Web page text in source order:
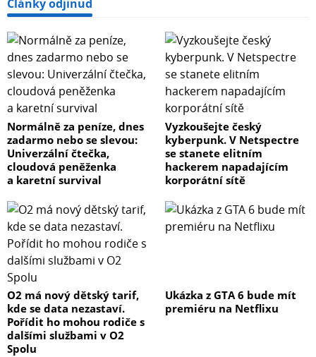
Články odjinud
Normálně za peníze, dnes
zadarmo nebo se slevou:
Univerzální čtečka,
cloudová peněženka
a karetní survival
Vyzkoušejte český
kyberpunk. V Netspectre
se stanete elitním
hackerem napadajícím
korporátní sítě
O2 má nový dětský tarif,
kde se data nezastaví.
Pořídit ho mohou rodiče s
dalšími službami v O2
Spolu
Ukázka z GTA 6 bude mít
premiéru na Netflixu